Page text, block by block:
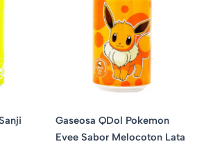
Gaseosa QDol Pokemon
Evee Sabor Melocoton Lata